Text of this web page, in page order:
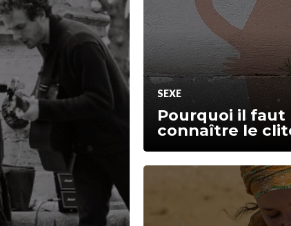
SEXE
Pourquoi il faut
connaître le